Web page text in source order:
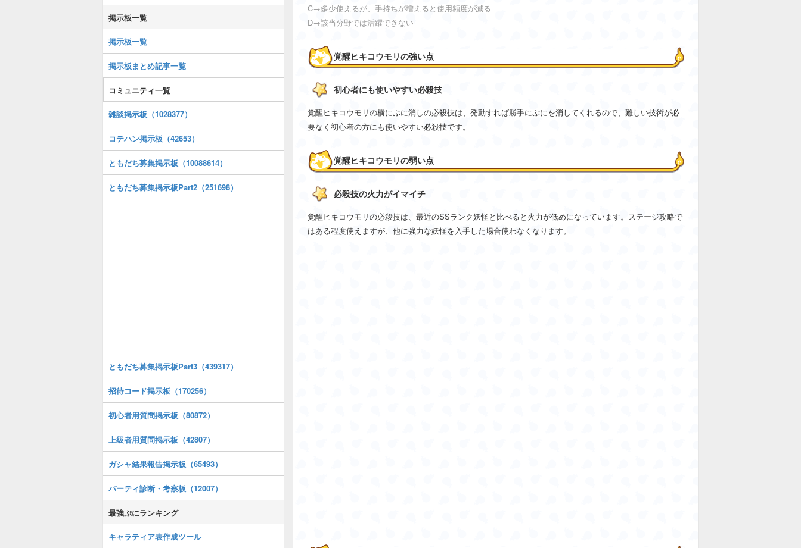
C→多少使えるが、手持ちが増えると使用頻度が減る
D→該当分野では活躍できない
覚醒ヒキコウモリの強い点
初心者にも使いやすい必殺技
覚醒ヒキコウモリの横にぷに消しの必殺技は、発動すれば勝手にぷにを消してくれるので、難しい技術が必
要なく初心者の方にも使いやすい必殺技です。
覚醒ヒキコウモリの弱い点
必殺技の火力がイマイチ
覚醒ヒキコウモリの必殺技は、最近のSSランク妖怪と比べると火力が低めになっています。ステージ攻略で
はある程度使えますが、他に強力な妖怪を入手した場合使わなくなります。
掲示板一覧
掲示板一覧
掲示板まとめ記事一覧
コミュニティ一覧
雑談掲示板（1028377）
コテハン掲示板（42653）
ともだち募集掲示板（10088614）
ともだち募集掲示板Part2（251698）
ともだち募集掲示板Part3（439317）
招待コード掲示板（170256）
初心者用質問掲示板（80872）
上級者用質問掲示板（42807）
ガシャ結果報告掲示板（65493）
パーティ診断・考察板（12007）
最強ぷにランキング
キャラティア表作成ツール